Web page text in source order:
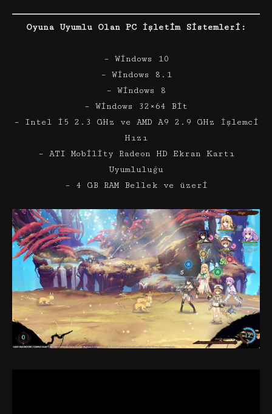
Oyuna Uyumlu Olan PC İşletim Sistemleri:
– Windows 10
– Windows 8.1
– Windows 8
– Windows 32×64 Bit
– Intel i5 2.3 GHz ve AMD A9 2.9 GHz İşlemci
Hızı
– ATI Mobility Radeon HD Ekran Kartı
Uyumluluğu
– 4 GB RAM Bellek ve üzeri